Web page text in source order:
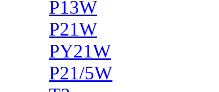
P13W
P21W
PY21W
P21/5W